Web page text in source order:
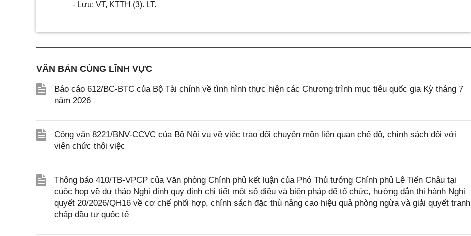
- Lưu: VT, KTTH (3). LT.
VĂN BẢN CÙNG LĨNH VỰC
Báo cáo 612/BC-BTC của Bộ Tài chính về tình hình thực hiện các Chương trình mục tiêu quốc gia Kỳ tháng 7
năm 2026
Công văn 8221/BNV-CCVC của Bộ Nội vụ về việc trao đổi chuyên môn liên quan chế độ, chính sách đối với
viên chức thôi việc
Thông báo 410/TB-VPCP của Văn phòng Chính phủ kết luận của Phó Thủ tướng Chính phủ Lê Tiến Châu tại
cuộc họp về dự thảo Nghị định quy định chi tiết một số điều và biện pháp để tổ chức, hướng dẫn thi hành Nghị
quyết 20/2026/QH16 về cơ chế phối hợp, chính sách đặc thù nâng cao hiệu quả phòng ngừa và giải quyết tranh
chấp đầu tư quốc tế